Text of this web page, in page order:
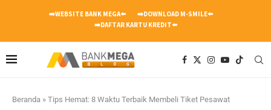
➡️WEBSITE BANK MEGA⬅️
➡️DOWNLOAD M-SMILE⬅️
➡️DAFTAR KARTU KREDIT⬅️
Beranda » Tips Hemat: 8 Waktu Terbaik Membeli Tiket Pesawat